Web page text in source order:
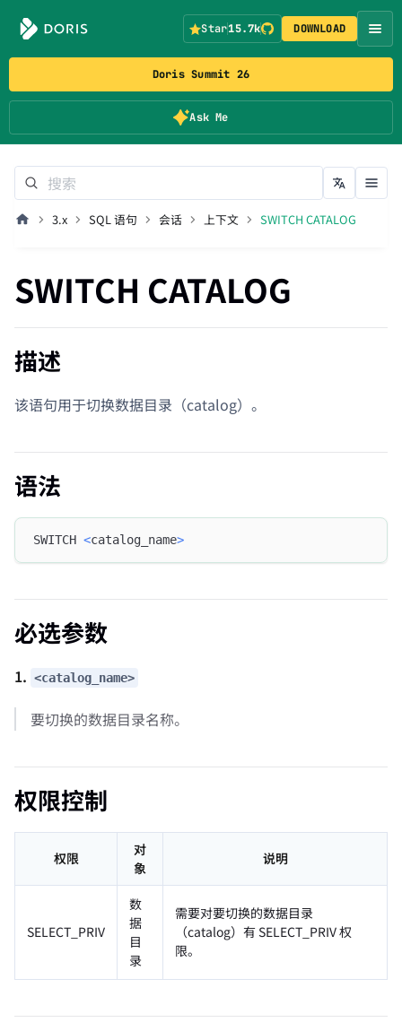
Doris Summit 26
Ask Me
Star15.7k DOWNLOAD
3.x SQL 语句 会话 上下文 SWITCH CATALOG
SWITCH CATALOG
描述
该语句用于切换数据目录（catalog）。
语法
SWITCH <catalog_name>
必选参数
1. <catalog_name>
要切换的数据目录名称。
权限控制
权限
对
象
说明
SELECT_PRIV
数
据
目
录
需要对要切换的数据目录
（catalog）有 SELECT_PRIV 权
限。